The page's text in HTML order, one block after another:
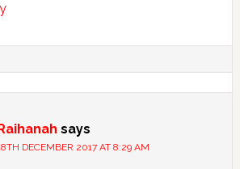
says
DECEMBER 2017 AT 8:29 AM